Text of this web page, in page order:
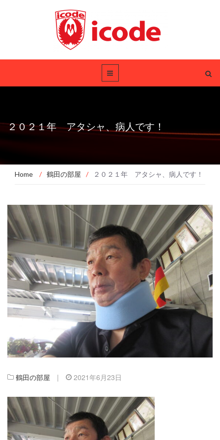
２０２１年 アタシャ、病人です！
Home / 鶴田の部屋 / ２０２１年 アタシャ、病人です！
鶴田の部屋 | 2021年6月23日